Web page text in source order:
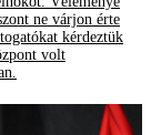
ne várjon érte
kérdeztük
volt